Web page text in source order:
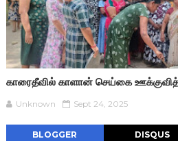
காரைதீவில் காளான் செய்கை
Unknown Sept 24, 2025
BLOGGER DISQUS